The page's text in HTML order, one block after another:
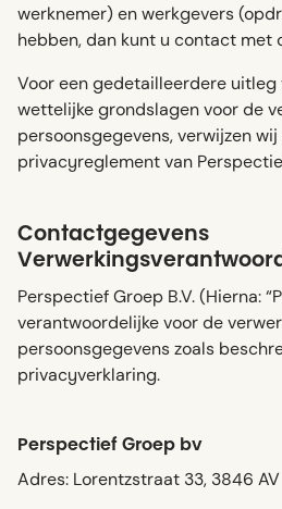
werknemer) en werkgevers
hebben, dan kunt u contact met
Voor een gedetailleerdere uitleg
wettelijke grondslagen voor de
persoonsgegevens, verwijzen
privacyreglement van
Contactgegevens
Perspectief Groep B.V. (Hierna:
verantwoordelijke voor de
persoonsgegevens zoals
privacyverklaring.
Perspectief Groep bv
Adres: Lorentzstraat 33, 3846 AV